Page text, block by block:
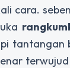
cara.
tantangan